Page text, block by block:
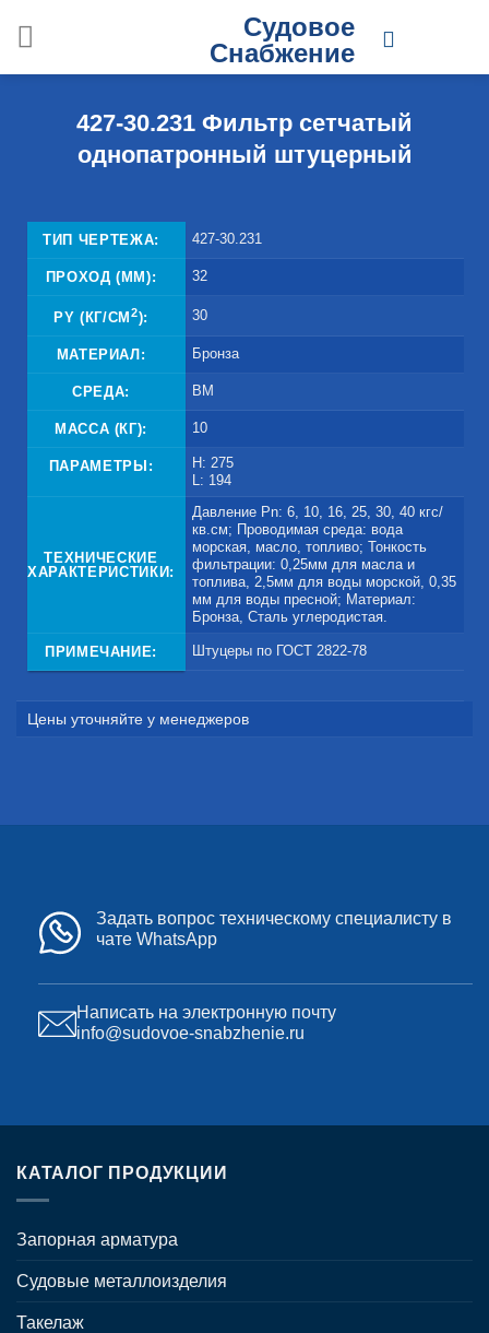
Судовое
Снабжение
427-30.231 Фильтр сетчатый
однопатронный штуцерный
ТИП ЧЕРТЕЖА: 427-30.231
ПРОХОД (ММ): 32
PY (КГ/СМ 2): 30
МАТЕРИАЛ: Бронза
СРЕДА: ВМ
МАССА (КГ): 10
ПАРАМЕТРЫ:
H: 275
L: 194
ТЕХНИЧЕСКИЕ
ХАРАКТЕРИСТИКИ:
Давление Pn: 6, 10, 16, 25, 30, 40 кгс/
кв.см; Проводимая среда: вода
морская, масло, топливо; Тонкость
фильтрации: 0,25мм для масла и
топлива, 2,5мм для воды морской, 0,35
мм для воды пресной; Материал:
Бронза, Сталь углеродистая.
ПРИМЕЧАНИЕ: Штуцеры по ГОСТ 2822-78
Цены уточняйте у менеджеров
Задать вопрос техническому специалисту в
чате WhatsApp
Написать на электронную почту
info@sudovoe-snabzhenie.ru
КАТАЛОГ ПРОДУКЦИИ
Запорная арматура
Судовые металлоизделия
Такелаж